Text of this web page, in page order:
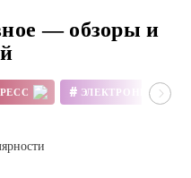
— обзоры и
# ЭЛЕКТРОНИКА